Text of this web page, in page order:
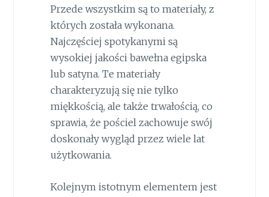
Przede wszystkim są to materiały, z
których została wykonana.
Najczęściej spotykanymi są
wysokiej jakości bawełna egipska
lub satyna. Te materiały
charakteryzują się nie tylko
miękkością, ale także trwałością, co
sprawia, że pościel zachowuje swój
doskonały wygląd przez wiele lat
użytkowania.
Kolejnym istotnym elementem jest